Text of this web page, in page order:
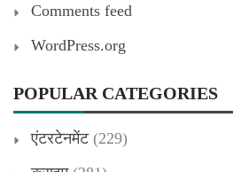
Comments feed
WordPress.org
POPULAR CATEGORIES
एंटरटेनमेंट(229)